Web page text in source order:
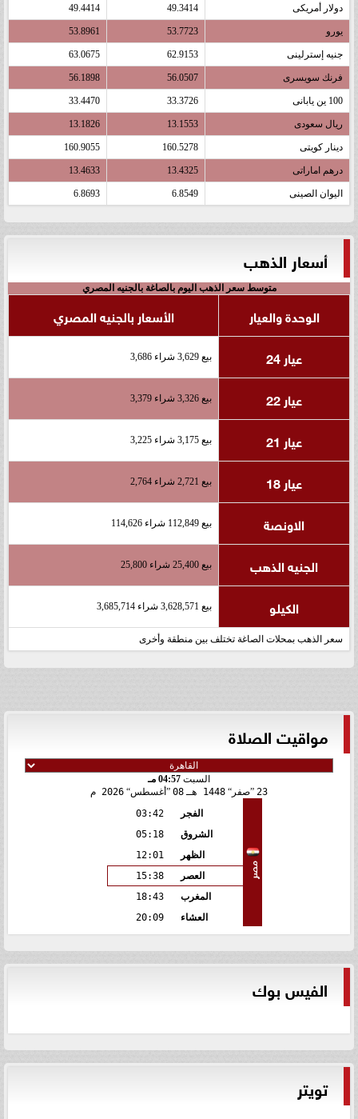
دولار أمريكى 49.3414
49.4414
يورو 53.7723
53.8961
جنيه إسترلينى 62.9153
63.0675
فرنك سويسرى 56.0507
56.1898
100 ين يابانى 33.3726
33.4470
ريال سعودى 13.1553
13.1826
دينار كويتى 160.5278
160.9055
درهم اماراتى 13.4325
13.4633
اليوان الصينى 6.8549
6.8693
أسعار الذهب
متوسط سعر الذهب اليوم بالصاغة بالجنيه المصري
الوحدة والعيار
الأسعار بالجنيه المصري
عيار 24
بيع 3,629 شراء 3,686
عيار 22 بيع 3,326 شراء 3,379
عيار 21 بيع 3,175 شراء 3,225
عيار 18 بيع 2,721 شراء 2,764
الاونصة بيع 112,849 شراء 114,626
الجنيه الذهب بيع 25,400 شراء 25,800
الكيلو بيع 3,628,571 شراء 3,685,714
سعر الذهب بمحلات الصاغة تختلف بين منطقة وأخرى
مواقيت الصلاة
السبت 04:57 مـ
23 صفر 1448 هـ 08 أغسطس 2026 م
مصر
الفجر
03:42
الشروق
05:18
الظهر
12:01
العصر
15:38
المغرب
18:43
العشاء
20:09
الفيس بوك
تويتر